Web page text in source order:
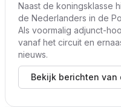
Naast de koningsklasse
de Nederlanders in de
Als voormalig adjunct-
vanaf het circuit en
nieuws.
Bekijk berichten van